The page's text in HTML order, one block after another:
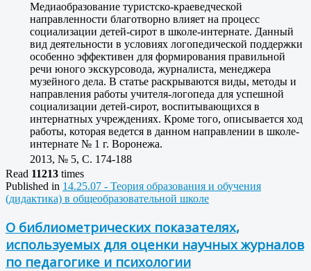
Медиаобразование туристско-краеведческой
направленности благотворно влияет на процесс
социализации детей-сирот в школе-интернате. Данный
вид деятельности в условиях логопедической поддержки
особенно эффективен для формирования правильной
речи юного экскурсовода, журналиста, менеджера
музейного дела. В статье раскрываются виды, методы и
направления работы учителя-логопеда для успешной
социализации детей-сирот, воспитывающихся в
интернатных учреждениях. Кроме того, описывается ход
работы, которая ведется в данном направлении в школе-
интернате № 1 г. Воронежа.
2013, № 5, C. 174-188
Read 11213 times
Published in 14.25.07 - Теория образования и обучения
(дидактика) в общеобразовательной школе
О библиометрических показателях,
используемых для оценки научных журналов
по педагогике и психологии